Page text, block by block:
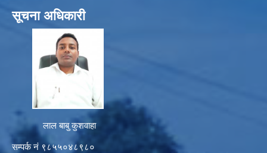
सूचना अधिकारी
लाल बाबु कुशवाहा
सम्पर्क नं ९८५५०४८९८०